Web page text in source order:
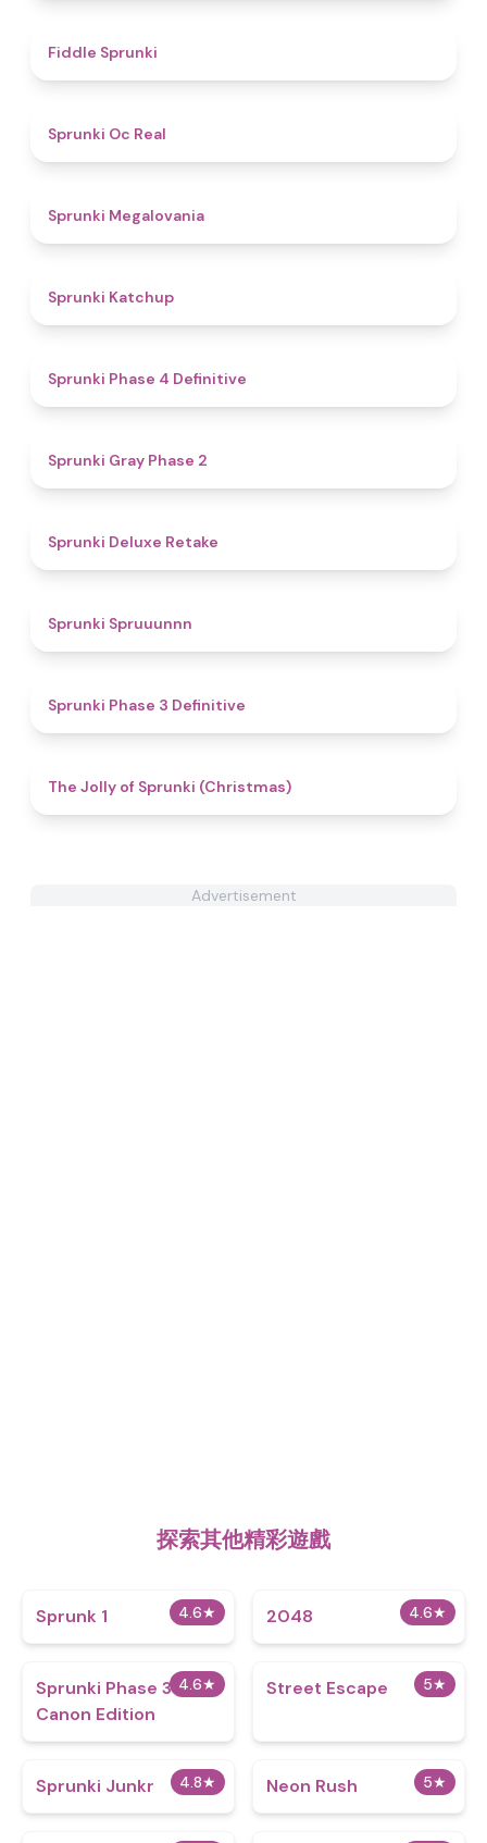
Fiddle Sprunki
Sprunki Oc Real
Sprunki Megalovania
Sprunki Katchup
Sprunki Phase 4 Definitive
Sprunki Gray Phase 2
Sprunki Deluxe Retake
Sprunki Spruuunnn
Sprunki Phase 3 Definitive
The Jolly of Sprunki (Christmas)
Advertisement
探索其他精彩遊戲
4.6★
Sprunk 1 4.6★
2048
4.6★
Sprunki Phase 3
Canon Edition
5★
Street Escape
4.8★
Sprunki Junkr 5★
Neon Rush